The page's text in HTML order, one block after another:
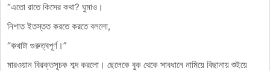
“এতো রাতে কিসের কথা? ঘুমাও।
নিশাত ইতস্তত করতে করতে বললো,
“কথাটা গুরুত্বপূর্ণ।”
মারওয়ান বিরক্তসূচক শব্দ করলো। ছেলেকে বুক থেকে সাবধানে নামিয়ে বিছানায় শুইয়ে